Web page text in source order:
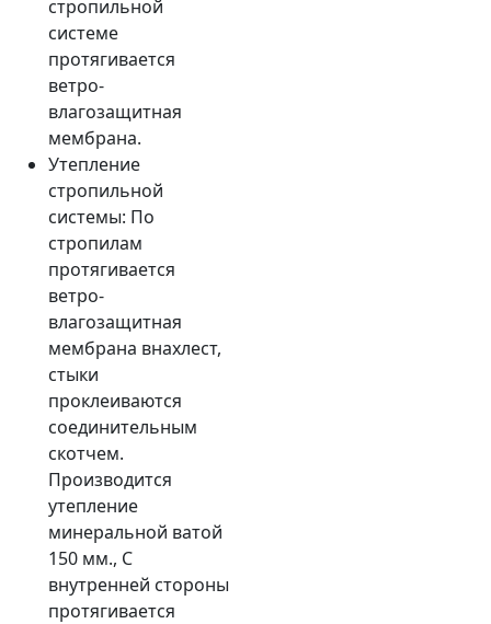
стропильной
системе
протягивается
ветро-
влагозащитная
мембрана.
Утепление
стропильной
системы: По
стропилам
протягивается
ветро-
влагозащитная
мембрана внахлест,
стыки
проклеиваются
соединительным
скотчем.
Производится
утепление
минеральной ватой
150 мм., С
внутренней стороны
протягивается